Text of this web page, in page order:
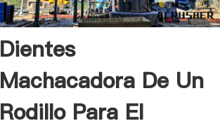
Dientes
Machacadora De Un
Rodillo Para El